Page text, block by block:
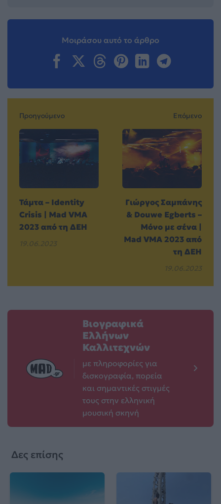
Μοιράσου αυτό το άρθρο
Προηγούμενο
Τάμτα – Identity
Crisis | Mad VMA
2023 από τη ΔΕΗ
19.06.2023
Επόμενο
Γιώργος Σαμπάνης
& Douwe Egberts –
Μόνο με σένα |
Mad VMA 2023 από
τη ΔΕΗ
19.06.2023
Βιογραφικά
Ελλήνων
Καλλιτεχνών
με πληροφορίες για
δισκογραφία, πορεία
και σημαντικές στιγμές
τους στην ελληνική
μουσική σκηνή
Δες επίσης